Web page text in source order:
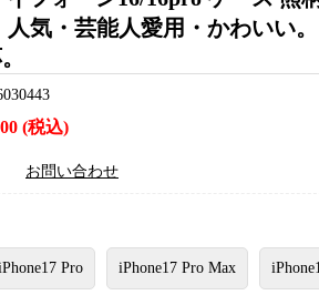
人気・芸能人愛用・かわいい
(税込)
お問い合わせ
Pro iPhone17 Pro Max